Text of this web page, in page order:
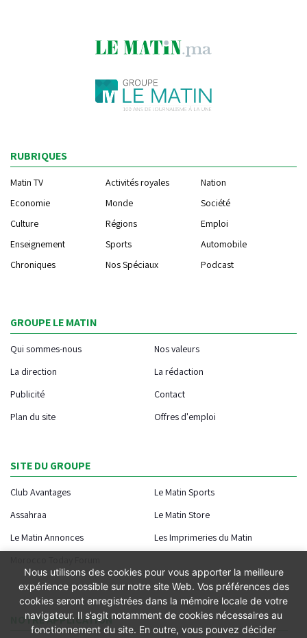
RUBRIQUES
Matin TV Activités royales
Nation
Economie
Monde
Société
Culture
Régions
Emploi
Enseignement
Sports
Automobile
Chroniques
Nos Spéciaux Podcast
GROUPE LE MATIN
Qui sommes-nous
Nos valeurs
La direction
La rédaction
Publicité
Contact
Plan du site
Offres d'emploi
SITE DU GROUPE
Club Avantages
Le Matin Sports
Assahraa
Le Matin Store
Le Matin Annonces
Les Imprimeries du Matin
NOTRE APPLICATION
Nous utilisons des cookies pour vous apporter la meilleure
expérience possible sur notre site Web. Vos préférences des
cookies seront enregistrées dans la mémoire locale de votre
navigateur. Il s’agit notamment de cookies nécessaires au
fonctionnement du site. En outre, vous pouvez décider